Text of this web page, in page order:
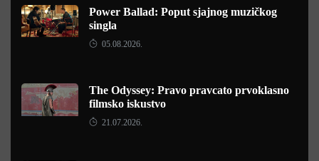
Power Ballad: Poput sjajnog muzičkog
singla
05.08.2026.
The Odyssey: Pravo pravcato prvoklasno
filmsko iskustvo
21.07.2026.